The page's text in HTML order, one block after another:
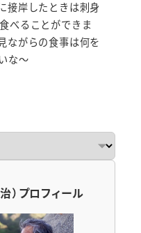
接岸したときは刺身
べることができま
ながらの食事は何を
な～
）プロフィール